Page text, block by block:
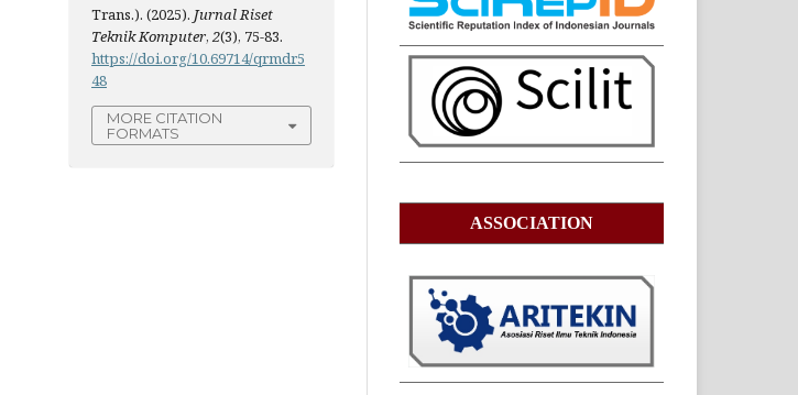
Trans.). (2025). Jurnal Riset
Teknik Komputer,2(3), 75-83.
https://doi.org/10.69714/qrmdr5
48
MORE CITATION
FORMATS
ASSOCIATION